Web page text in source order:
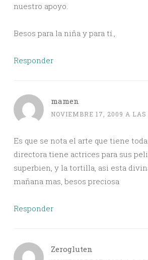
nuestro apoyo.
Besos para la niña y para tí.,
Responder
mamen
NOVIEMBRE 17, 2009 A
Es que se nota el arte que tiene
directora tiene actrices para sus
superbien, y la tortilla, asi esta
mañana mas, besos preciosa
Responder
Zerogluten